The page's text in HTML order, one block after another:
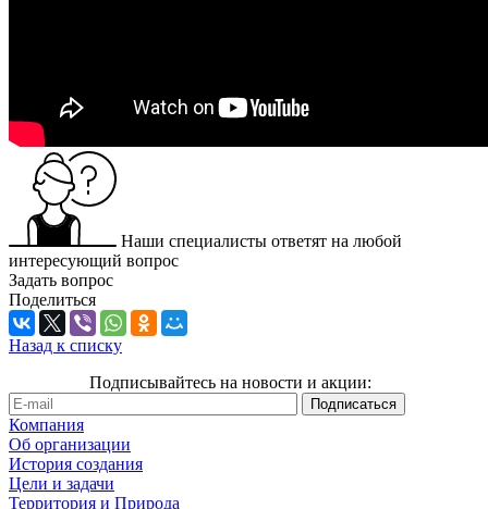
Наши специалисты ответят на любой
интересующий вопрос
Задать вопрос
Поделиться
Назад к списку
Подписывайтесь на новости и акции:
Компания
Об организации
История создания
Цели и задачи
Территория и Природа